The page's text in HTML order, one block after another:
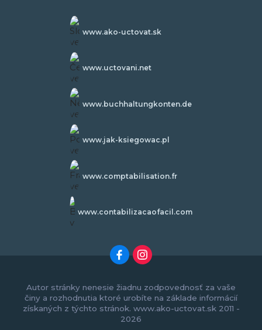
www.ako-uctovat.sk
www.uctovani.net
www.buchhaltungkonten.de
www.jak-ksiegowac.pl
www.comptabilisation.fr
www.contabilizacaofacil.com
Autor stránky nenesie žiadnu zodpovednosť za vaše
činy a rozhodnutia ktoré urobíte na základe informácií
získaných z týchto stránok. www.ako-uctovat.sk 2011 -
2026